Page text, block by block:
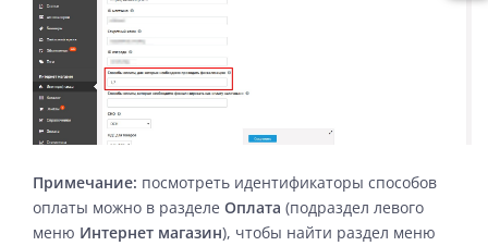
Примечание: посмотреть идентификаторы способов
оплаты можно в разделе Оплата (подраздел левого
меню Интернет магазин), чтобы найти раздел меню